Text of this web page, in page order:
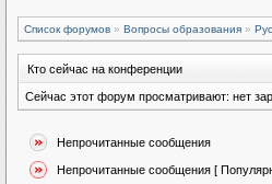
Список форумов » Вопросы образования »
Кто сейчас на конференции
Сейчас этот форум просматривают: нет
Непрочитанные сообщения
Непрочитанные сообщения [